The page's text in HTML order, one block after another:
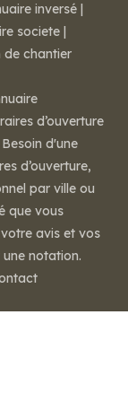
inversé |
societe |
de chantier
d’ouverture
d'une
d’ouverture,
par ville ou
que vous
avis et vos
notation.